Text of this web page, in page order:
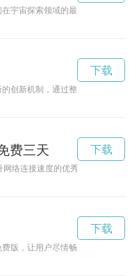
宇宙探索领域的最新突破，它将
创新机制，通过整合技术与社会
下载
费三天
络连接速度的优秀工具，让用户
下载
版，让用户尽情畅享高速网络体
下载